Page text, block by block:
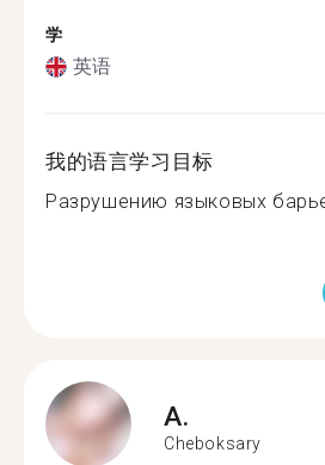
学
英语
我的语言学习目标
Разрушению языковых
A.
Cheboksary